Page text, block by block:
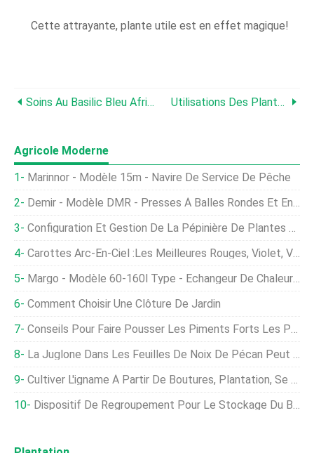
Cette attrayante, plante utile est en effet magique!
Soins Au Basilic Bleu Africain:Comment Faire Pousser Des Plantes De Basilic Africain Utilisations Des Plantes De Basilic - Avez-Vous Essayé Ces Utilisations Étranges Pour Le Basilic
Agricole Moderne
Marinnor - Modèle 15m - Navire De Service De Pêche
Demir - Modèle DMR - Presses À Balles Rondes Et Enrubanneuses
Configuration Et Gestion De La Pépinière De Plantes Polyhouse
Carottes Arc-En-Ciel :Les Meilleures Rouges, Violet, Variétés Jaunes Et Blanches À Cultiver
Margo - Modèle 60-160l Type - Échangeur De Chaleur Suspendu Bleu
Comment Choisir Une Clôture De Jardin
Conseils Pour Faire Pousser Les Piments Forts Les Plus Forts
La Juglone Dans Les Feuilles De Noix De Pécan Peut Nuire Aux Plantes
Cultiver L'igname À Partir De Boutures, Plantation, Se Soucier, Récolte
Dispositif De Regroupement Pour Le Stockage Du Bois